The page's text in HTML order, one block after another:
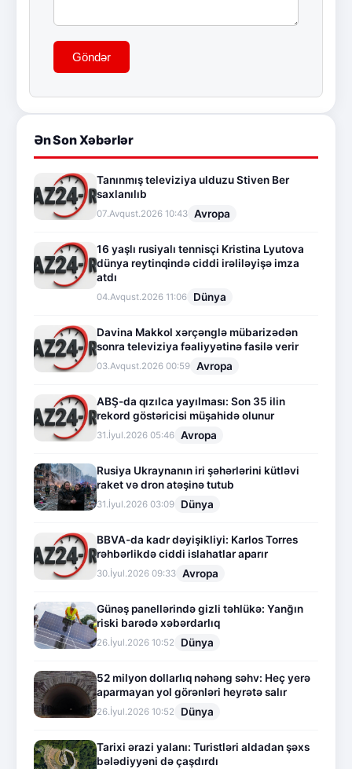
Göndər
Ən Son Xəbərlər
Tanınmış televiziya ulduzu Stiven Ber
saxlanılıb
07.Avqust.2026 10:43 Avropa
16 yaşlı rusiyalı tennisçi Kristina Lyutova
dünya reytinqində ciddi irəliləyişə imza
atdı
04.Avqust.2026 11:06 Dünya
Davina Makkol xərçənglə mübarizədən
sonra televiziya fəaliyyətinə fasilə verir
03.Avqust.2026 00:59 Avropa
ABŞ-da qızılca yayılması: Son 35 ilin
rekord göstəricisi müşahidə olunur
31.İyul.2026 05:46 Avropa
Rusiya Ukraynanın iri şəhərlərini kütləvi
raket və dron atəşinə tutub
31.İyul.2026 03:09 Dünya
BBVA-da kadr dəyişikliyi: Karlos Torres
rəhbərlikdə ciddi islahatlar aparır
30.İyul.2026 09:33 Avropa
Günəş panellərində gizli təhlükə: Yanğın
riski barədə xəbərdarlıq
26.İyul.2026 10:52 Dünya
52 milyon dollarlıq nəhəng səhv: Heç yerə
aparmayan yol görənləri heyrətə salır
26.İyul.2026 10:52 Dünya
Tarixi ərazi yalanı: Turistləri aldadan şəxs
bələdiyyəni də çaşdırdı